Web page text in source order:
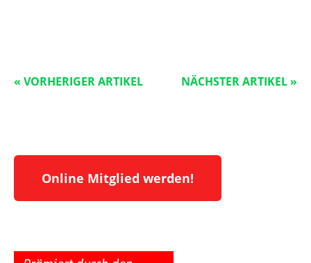
NÄCHSTER ARTIKEL »
« VORHERIGER ARTIKEL
Online Mitglied werden!